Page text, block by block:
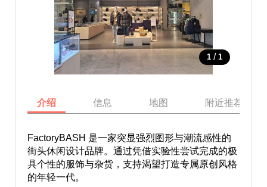
1 / 1
介绍 信息 地图 附近推荐景点
FactoryBASH 是一家突显强烈图形与潮流感性的
街头休闲设计品牌。通过凭借实验性尝试完成的极
具个性的服饰与杂货，支持渴望打造专属原创风格
的年轻一代。